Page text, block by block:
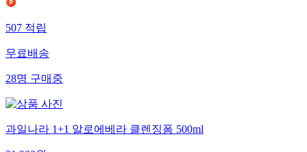
507적립
무료배송
28명구매중
과일나라 1+1 알로에베라 클렌징폼 500ml